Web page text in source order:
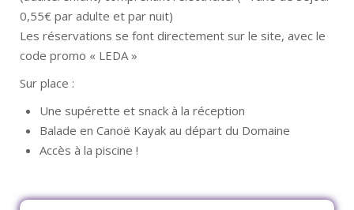
0,55€ par adulte et par nuit)
Les réservations se font directement sur le site, avec le
code promo « LEDA »
Sur place :
Une supérette et snack à la réception
Balade en Canoë Kayak au départ du Domaine
Accès à la piscine !